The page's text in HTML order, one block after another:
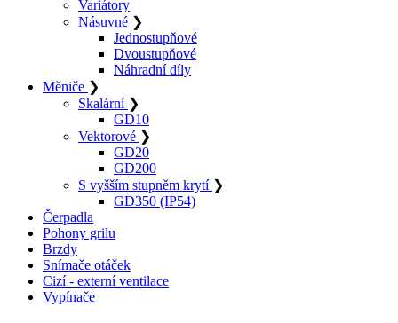
Variátory
Násuvné ❯
Jednostupňové
Dvoustupňové
Náhradní díly
Měniče ❯
Skalární ❯
GD10
Vektorové ❯
GD20
GD200
S vyšším stupněm krytí ❯
GD350 (IP54)
Čerpadla
Pohony grilu
Brzdy
Snímače otáček
Cizí - externí ventilace
Vypínače